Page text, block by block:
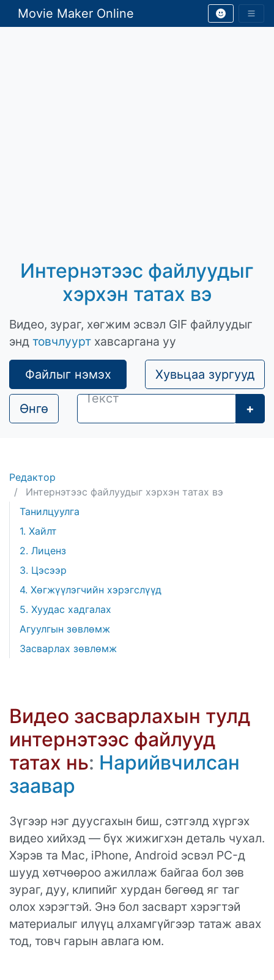
Movie Maker Online
Интернэтээс файлуудыг
хэрхэн татах вэ
Видео, зураг, хөгжим эсвэл GIF файлуудыг
энд товчлуурт хавсаргана уу
Файлыг нэмэх Хувьцаа зургууд
Өнгө +
Редактор
Интернэтээс файлуудыг хэрхэн татах вэ
Танилцуулга
1. Хайлт
2. Лиценз
3. Цэсээр
4. Хөгжүүлэгчийн хэрэгслүүд
5. Хуудас хадгалах
Агуулгын зөвлөмж
Засварлах зөвлөмж
Видео засварлахын тулд
интернэтээс файлууд
татах нь: Нарийвчилсан
заавар
Зүгээр нэг дуусгахын биш, сэтгэлд хүргэх
видео хийхэд — бүх жижигхэн деталь чухал.
Хэрэв та Mac, iPhone, Android эсвэл PC-д
шууд хөтчөөроо ажиллаж байгаа бол зөв
зураг, дуу, клипийг хурдан бөгөөд яг таг
олох хэрэгтэй. Энэ бол засварт хэрэгтэй
материалыг илүүц алхамгүйгээр татаж авах
тод, товч гарын авлага юм.